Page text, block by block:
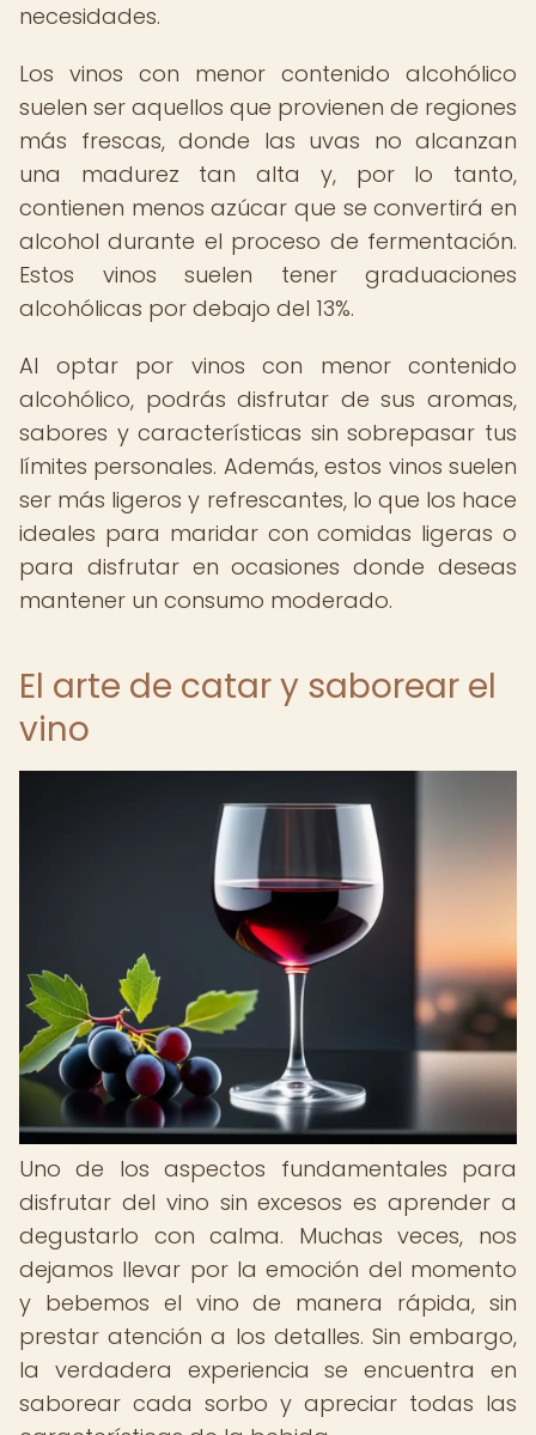
necesidades.
Los vinos con menor contenido alcohólico
suelen ser aquellos que provienen de regiones
más frescas, donde las uvas no alcanzan
una madurez tan alta y, por lo tanto,
contienen menos azúcar que se convertirá en
alcohol durante el proceso de fermentación.
Estos vinos suelen tener graduaciones
alcohólicas por debajo del 13%.
Al optar por vinos con menor contenido
alcohólico, podrás disfrutar de sus aromas,
sabores y características sin sobrepasar tus
límites personales. Además, estos vinos suelen
ser más ligeros y refrescantes, lo que los hace
ideales para maridar con comidas ligeras o
para disfrutar en ocasiones donde deseas
mantener un consumo moderado.
El arte de catar y saborear el
vino
Uno de los aspectos fundamentales para
disfrutar del vino sin excesos es aprender a
degustarlo con calma. Muchas veces, nos
dejamos llevar por la emoción del momento
y bebemos el vino de manera rápida, sin
prestar atención a los detalles. Sin embargo,
la verdadera experiencia se encuentra en
saborear cada sorbo y apreciar todas las